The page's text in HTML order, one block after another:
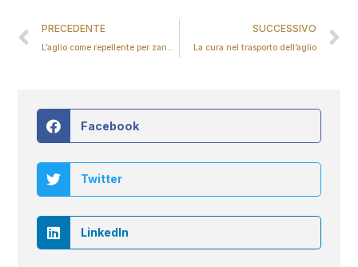
PRECEDENTE
L’aglio come repellente per zanzare
SUCCESSIVO
La cura nel trasporto dell’aglio
Facebook
Twitter
LinkedIn